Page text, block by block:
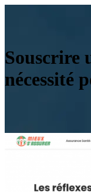
Souscrire
nécessité